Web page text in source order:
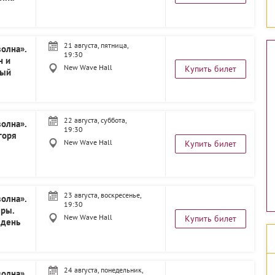
и
21 августа, пятница,
19:30
New Wave Hall
Купить билет
22 августа, суббота,
19:30
New Wave Hall
Купить билет
23 августа, воскресенье,
19:30
New Wave Hall
Купить билет
24 августа, понедельник,